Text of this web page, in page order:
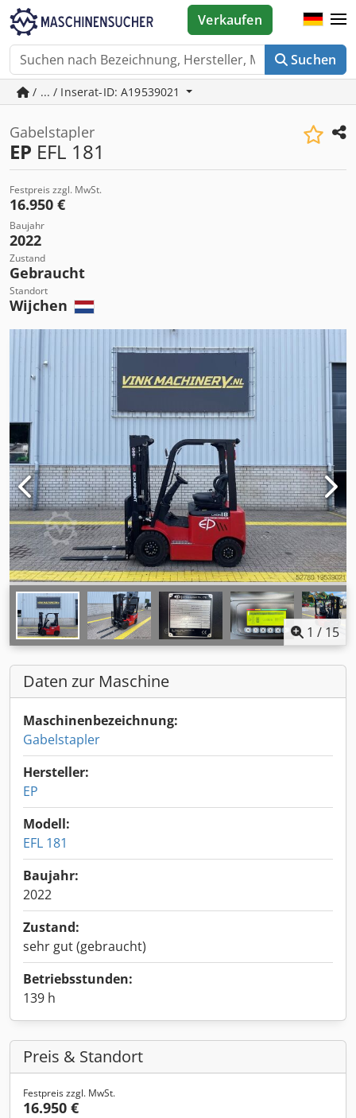
Suchen
Verkaufen
/ ... / Inserat-ID: A19539021
Gabelstapler
EP EFL 181
Festpreis zzgl. MwSt.
16.950 €
Baujahr
2022
Zustand
Gebraucht
Standort
Wijchen
1 / 15
Daten zur Maschine
Maschinenbezeichnung:
Gabelstapler
Hersteller:
EP
Modell:
EFL 181
Baujahr:
2022
Zustand:
sehr gut (gebraucht)
Betriebsstunden:
139 h
Preis & Standort
Festpreis zzgl. MwSt.
16.950 €